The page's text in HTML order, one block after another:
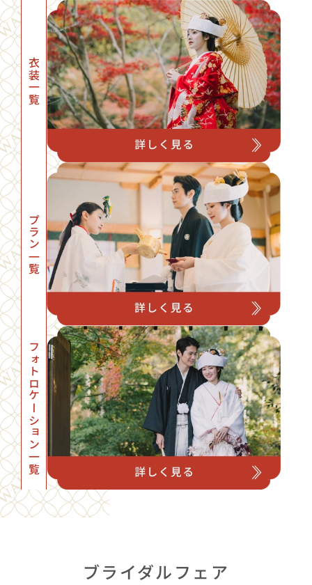
衣装一覧
プラン一覧
フォトロケーション一覧
ブライダルフェア